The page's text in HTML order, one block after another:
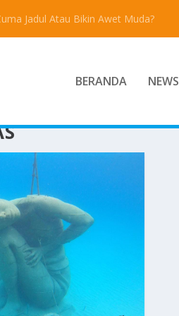
Jadul Atau Bikin Awet Muda?
BERANDA NEWS